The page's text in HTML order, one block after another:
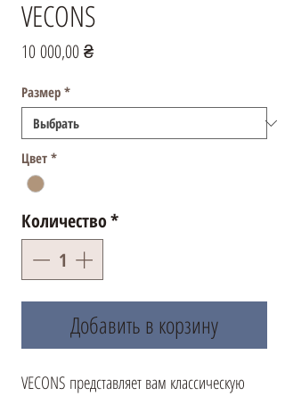
VECONS
10 000,00 ₴Цена
Размер *
Цвет *
Количество*
Добавить в корзину
VECONS представляет вам классическую